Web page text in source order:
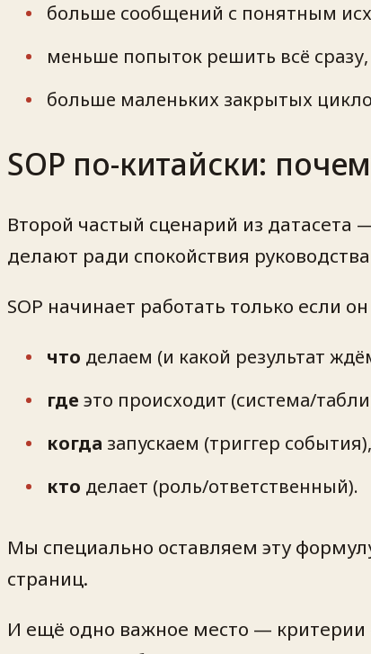
больше сообщений с понятным
меньше попыток решить всё сразу,
больше маленьких закрытых
SOP по-китайски:
Второй частый сценарий из датасета
делают ради спокойствия
SOP начинает работать только если
что делаем (и какой результат
где это происходит (система/
когда запускаем (триггер события),
кто делает (роль/ответственный).
Мы специально оставляем эту
страниц.
И ещё одно важное место — критерии